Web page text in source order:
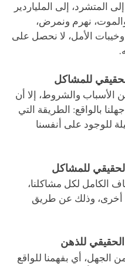
المتشرد، إلى الملياردير
نهرم ونمرض،
وخيبات الأمل، لا نحصل على
الحقيقي للمشاكل
الأسباب والشروط، إلا أن
بالواقع: الطريقة التي
للوجود على أنفسنا
الحقيقي للمشاكل
الكامل لكل مشاكلنا،
أخرى، وذلك عن طريق
الحقيقي للذهن
أي بفهمنا للواقع